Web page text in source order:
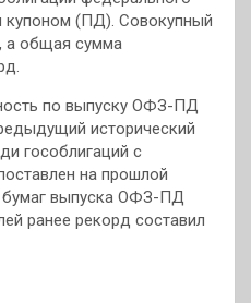
(ПД). Совокупный
а общая сумма
по выпуску ОФЗ-ПД
исторический
гособлигаций с
на прошлой
бумаг выпуска ОФЗ-ПД
ранее рекорд составил